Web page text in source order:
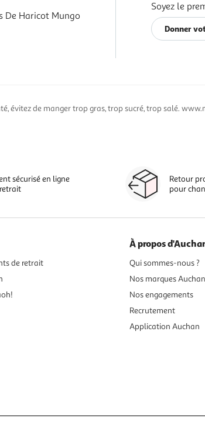
De Haricot Mungo
Soyez le
Donner
évitez de manger trop gras, trop sucré, trop salé.
sécurisé en ligne
Retour
pour
de retrait
À propos
Qui sommes-nous ?
Nos marques Auchan
Nos engagements
Recrutement
Application Auchan